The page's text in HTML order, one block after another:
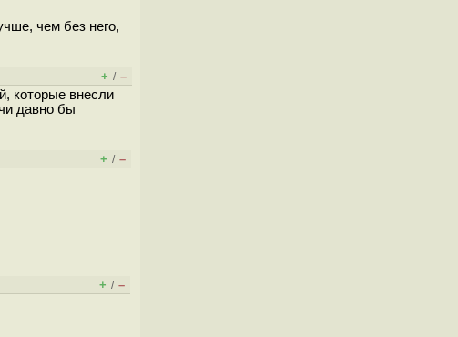
чем без него,
+ / –
которые внесли
давно бы
+ / –
+ / –